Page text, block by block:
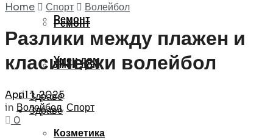
Ремонт
Умен дом
Здраве
Ремонт
Умен дом
Здраве
Козметика
Home Спорт Волейбол
Разлики между плажен и
класически волейбол
April 1, 2025
in Волейбол, Спорт
0